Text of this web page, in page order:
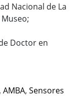
Nacional de La
Doctor en
, AMBA, Sensores